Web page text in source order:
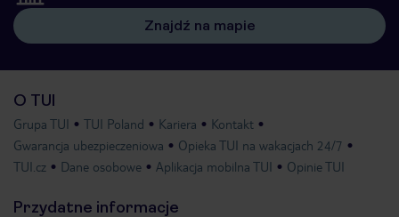
Znajdź na mapie
O TUI
Grupa TUI TUI Poland Kariera
Kontakt
Gwarancja ubezpieczeniowa
Opieka TUI na wakacjach 24/7
TUI.cz
Dane osobowe Aplikacja mobilna TUI Opinie TUI
Przydatne informacje